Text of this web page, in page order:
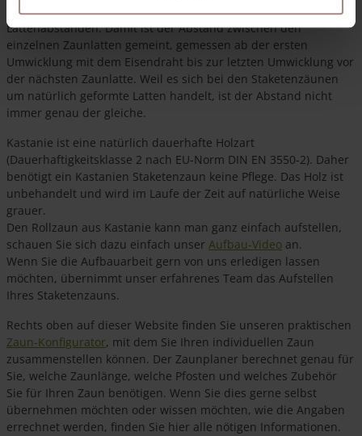
cm. Sie haben zudem die Wahl zwischen verschiedenen
Lattenabständen. Damit ist der Abstand zwischen den
einzelnen Zaunlatten gemeint, gemessen ab der ersten
Umwicklung mit dem Eisendraht bis zur letzten Umwicklung vor
der nächsten Zaunlatte. Weil es sich bei den Staketenzäunen
um natürlich geformte Latten handelt, ist der Abstand nicht
immer genau der gleiche.
Kastanie ist eine natürlich dauerhafte Holzart
(Dauerhaftigkeitsklasse 2 nach EU-Norm DIN EN 3550-2). Daher
benötigt ein Kastanien Staketenzaun keine Pflege. Das Holz ist
unbehandelt und wird im Laufe der Zeit auf natürliche Weise
grauer.
Den Rollzaun aus Kastanie kann man ganz einfach aufstellen,
schauen Sie sich dazu einfach unser Aufbau-Video an.
Wenn Sie die Aufbauarbeit gern von uns erledigen lassen
möchten, übernimmt unser erfahrenes Team das Aufstellen
Ihres Staketenzauns.
Rechts oben auf dieser Website finden Sie unseren praktischen
Zaun-Konfigurator, mit dem Sie Ihren individuellen Zaun
zusammenstellen können. Der Zaunplaner berechnet genau für
Sie, welche Zaunlänge, welche Pfosten und welches Zubehör
Sie für Ihren Zaun benötigen. Wenn Sie dies gerne selbst
übernehmen möchten oder wissen möchten, wie die Angaben
errechnet werden, finden Sie hier alle nötigen Informationen.